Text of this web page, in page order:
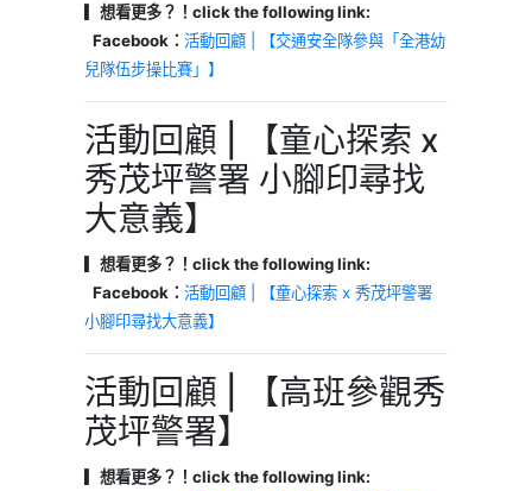
▎想看更多？！click the following link:
Facebook： 活動回顧 | 【交通安全隊參與「全港幼
兒隊伍步操比賽」】
活動回顧 | 【童心探索 x
秀茂坪警署 小腳印尋找
大意義】
▎想看更多？！click the following link:
Facebook： 活動回顧 | 【童心探索 x 秀茂坪警署
小腳印尋找大意義】
活動回顧 | 【高班參觀秀
茂坪警署】
▎想看更多？！click the following link: